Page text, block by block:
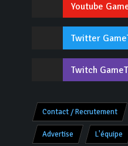
Youtube
Twitter
Twitch
Contact / Recrutement
Advertise L'équipe